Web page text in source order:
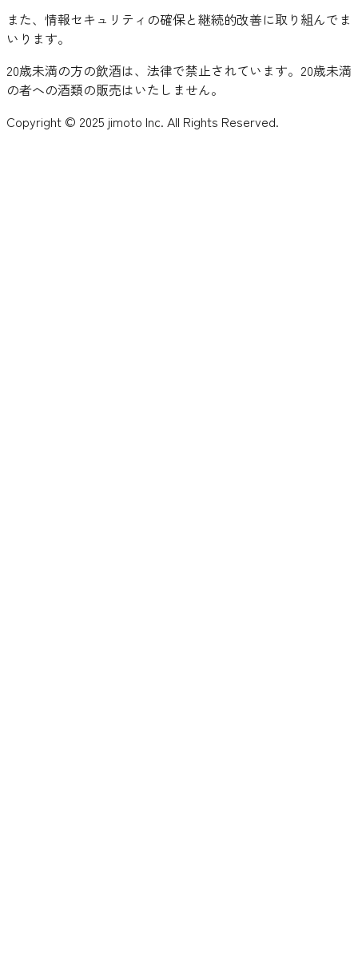
また、情報セキュリティの確保と継続的改善に取り組んでま
いります。
20歳未満の方の飲酒は、法律で禁止されています。20歳未満
の者への酒類の販売はいたしません。
Copyright © 2025 jimoto Inc. All Rights Reserved.